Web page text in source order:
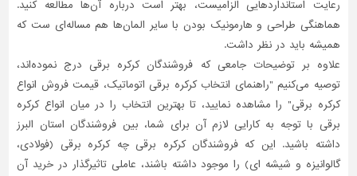
رعایت استانداردهایی الزامیست، بهتر است درباره آن‌ها مطالعه کنید.
هماهنگی طراحی و هارمونیک بودن با سایر المان‌ها هم مساله‌ای ست که
همیشه باید در نظر داشت.
علاوه بر توضیحات جامعی که فروشندگان کرکره‌ برقی درج نموده‌اند،
توصیه می‌کنیم "راهنمای انتخاب کرکره برقی اتوماتیک، قیمت فروش انواع
کرکره برقی" را مشاهده نمایید، تا بهترین انتخاب را در میان انواع کرکره‌
برقی با توجه به کارایی لازم آن برای شما، بین فروشندگان استان البرز
داشته باشید. این که فروشندگان کرکره‌ برقی چه کرکره‌ برقی (فولادی،
گالوانیزه و شیشه ای) را موجود داشته باشند، عاملی تاثیر‌گذار در خرید آن